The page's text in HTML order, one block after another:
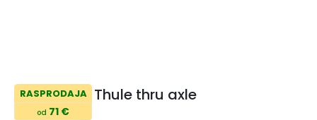
RASPRODAJA
od 71 €
Thule thru axle